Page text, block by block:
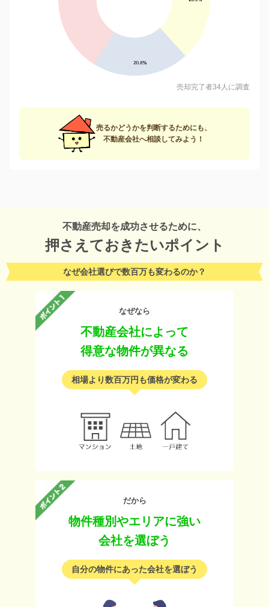
売却完了者34人に調査
売るかどうかを判断するためにも、
不動産会社へ相談してみよう！
不動産売却を成功させるために、
押さえておきたいポイント
なぜ会社選びで数百万も変わるのか？
なぜなら
不動産会社によって
得意な物件が異なる
相場より数百万円も価格が変わる
だから
物件種別やエリアに強い
会社を選ぼう
自分の物件にあった会社を選ぼう